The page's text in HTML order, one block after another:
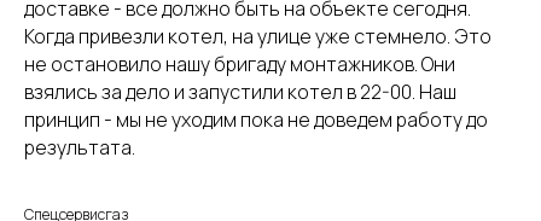
доставке - все должно быть на объекте сегодня.
Когда привезли котел, на улице уже стемнело. Это
не остановило нашу бригаду монтажников. Они
взялись за дело и запустили котел в 22-00. Наш
принцип - мы не уходим пока не доведем работу до
результата.
Спецсервисгаз